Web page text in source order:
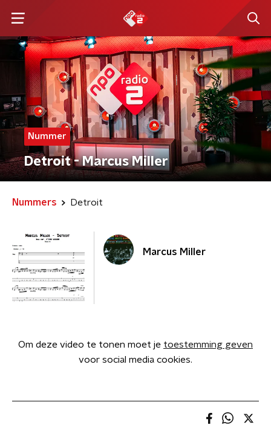
Nummer
Detroit - Marcus Miller
Nummers Detroit
Marcus Miller
Om deze video te tonen moet je toestemming geven
voor social media cookies.